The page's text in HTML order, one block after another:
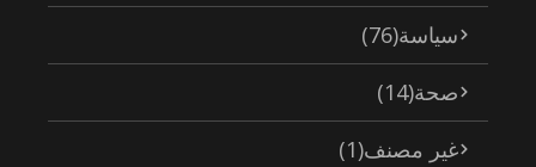
سياسة(76)
صحة(14)
غير مصنف(1)